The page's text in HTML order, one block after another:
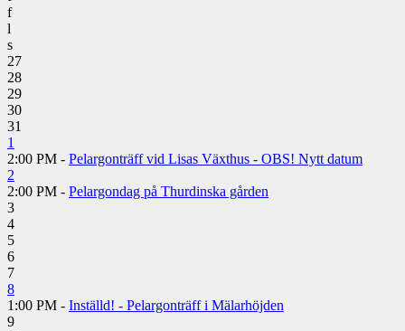
f
l
s
27
28
29
30
31
1
2:00 PM - Pelargonträff vid Lisas Växthus - OBS! Nytt datum
2
2:00 PM - Pelargondag på Thurdinska gården
3
4
5
6
7
8
1:00 PM - Inställd! - Pelargonträff i Mälarhöjden
9